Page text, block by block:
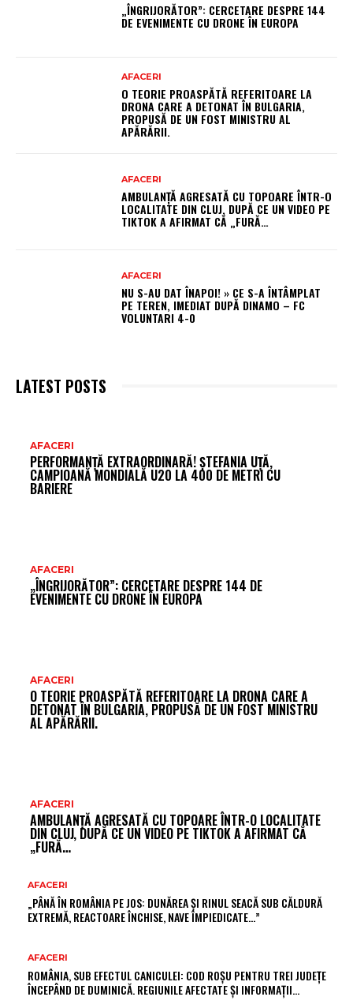
„ÎNGRIJORĂTOR”: CERCETARE DESPRE 144
DE EVENIMENTE CU DRONE ÎN EUROPA
AFACERI
O TEORIE PROASPĂTĂ REFERITOARE LA
DRONA CARE A DETONAT ÎN BULGARIA,
PROPUSĂ DE UN FOST MINISTRU AL
APĂRĂRII.
AFACERI
AMBULANȚĂ AGRESATĂ CU TOPOARE ÎNTR-O
LOCALITATE DIN CLUJ, DUPĂ CE UN VIDEO PE
TIKTOK A AFIRMAT CĂ „FURĂ…
AFACERI
NU S-AU DAT ÎNAPOI! » CE S-A ÎNTÂMPLAT
PE TEREN, IMEDIAT DUPĂ DINAMO – FC
VOLUNTARI 4-0
LATEST POSTS
AFACERI
PERFORMANȚĂ EXTRAORDINARĂ! ȘTEFANIA UȚĂ,
CAMPIOANĂ MONDIALĂ U20 LA 400 DE METRI CU
BARIERE
AFACERI
„ÎNGRIJORĂTOR”: CERCETARE DESPRE 144 DE
EVENIMENTE CU DRONE ÎN EUROPA
AFACERI
O TEORIE PROASPĂTĂ REFERITOARE LA DRONA CARE A
DETONAT ÎN BULGARIA, PROPUSĂ DE UN FOST MINISTRU
AL APĂRĂRII.
AFACERI
AMBULANȚĂ AGRESATĂ CU TOPOARE ÎNTR-O LOCALITATE
DIN CLUJ, DUPĂ CE UN VIDEO PE TIKTOK A AFIRMAT CĂ
„FURĂ…
AFACERI
„PÂNĂ ÎN ROMÂNIA PE JOS: DUNĂREA ȘI RINUL SEACĂ SUB CĂLDURĂ
EXTREMĂ, REACTOARE ÎNCHISE, NAVE ÎMPIEDICATE…”
AFACERI
ROMÂNIA, SUB EFECTUL CANICULEI: COD ROȘU PENTRU TREI JUDEȚE
ÎNCEPÂND DE DUMINICĂ. REGIUNILE AFECTATE ȘI INFORMAȚII…